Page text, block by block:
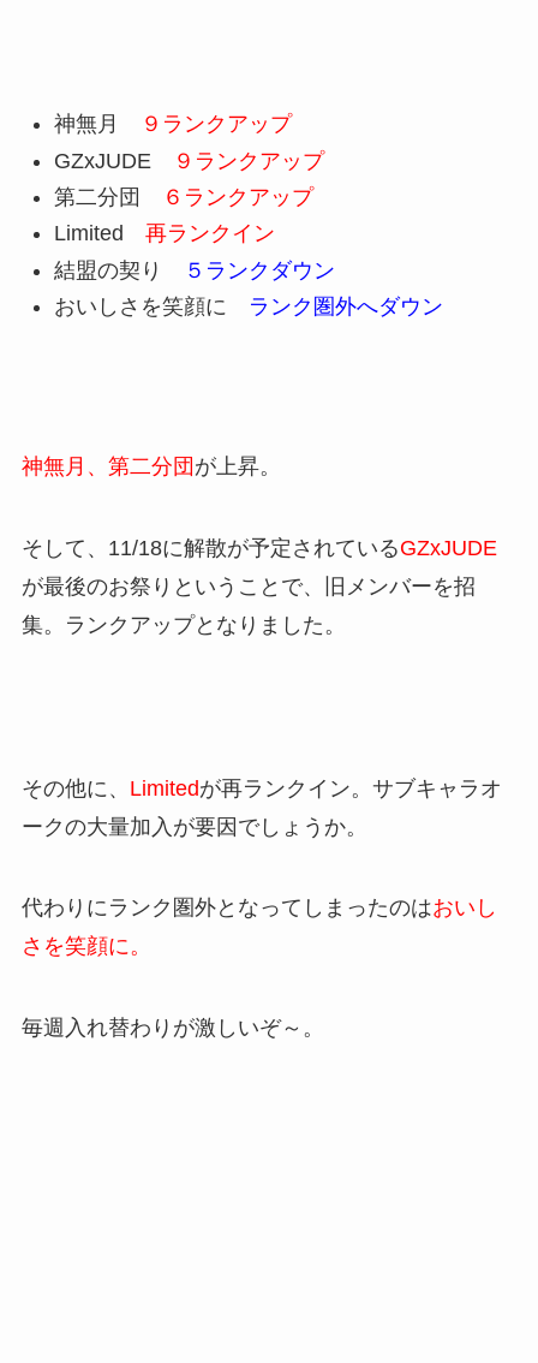
神無月
９ランクアップ
GZxJUDE
９ランクアップ
第二分団
６ランクアップ
Limited 再ランクイン
結盟の契り
５ランクダウン
おいしさを笑顔に
ランク圏外へダウン
神無月、第二分団 が上昇。
そして、11/18に解散が予定されているGZxJUDE
が最後のお祭りということで、旧メンバーを招
集。ランクアップとなりました。
その他に、 Limitedが再ランクイン。サブキャラオ
ークの大量加入が要因でしょうか。
代わりにランク圏外となってしまったのはおいし
さを笑顔に。
毎週入れ替わりが激しいぞ～。